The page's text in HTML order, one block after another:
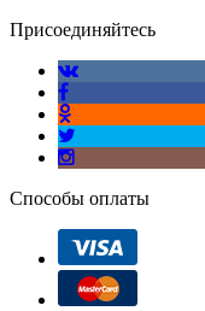
Присоединяйтесь
Способы оплаты